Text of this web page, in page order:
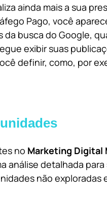
ainda mais a sua
Pago, você
busca do Google,
exibir suas
definir, como, por
no Marketing Digital
análise detalhada
não exploradas